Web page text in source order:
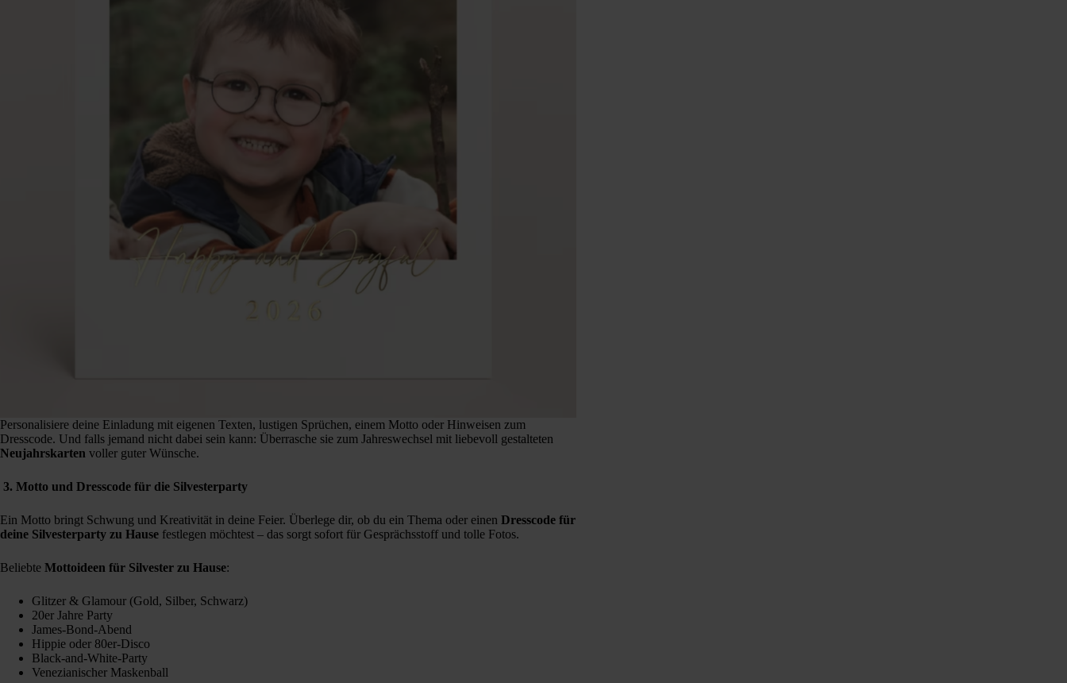
Personalisiere deine Einladung mit eigenen Texten, lustigen Sprüchen, einem Motto oder Hinweisen zum
Dresscode. Und falls jemand nicht dabei sein kann: Überrasche sie zum Jahreswechsel mit liebevoll gestalteten
Neujahrskarten voller guter Wünsche.
3. Motto und Dresscode für die Silvesterparty
Ein Motto bringt Schwung und Kreativität in deine Feier. Überlege dir, ob du ein Thema oder einen Dresscode für
deine Silvesterparty zu Hause festlegen möchtest – das sorgt sofort für Gesprächsstoff und tolle Fotos.
Beliebte Mottoideen für Silvester zu Hause:
Glitzer & Glamour (Gold, Silber, Schwarz)
20er Jahre Party
James-Bond-Abend
Hippie oder 80er-Disco
Black-and-White-Party
Venezianischer Maskenball